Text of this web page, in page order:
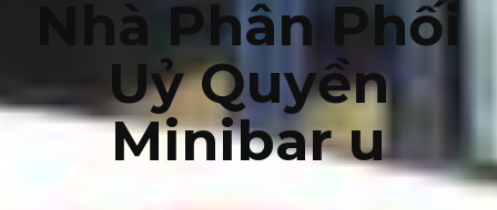
Nhà Phân Phối
Uỷ Quyền
Minibar u